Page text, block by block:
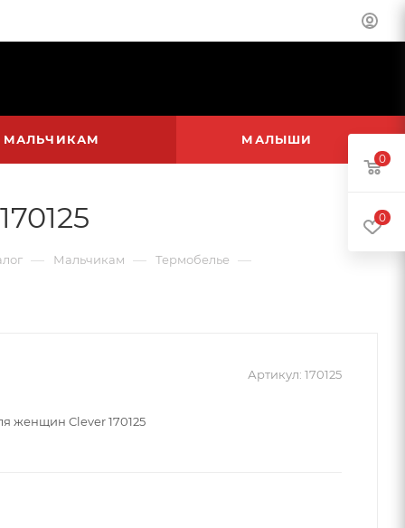
МАЛЬЧИКАМ МАЛЫШИ
— Мальчикам — Термобелье —
Артикул: 170125
женщин Clever 170125
0
0